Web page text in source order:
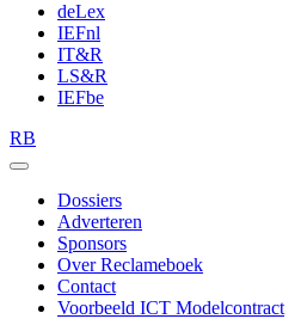
deLex
IEFnl
IT&R
LS&R
IEFbe
RB
Dossiers
Adverteren
Sponsors
Over Reclameboek
Contact
Voorbeeld ICT Modelcontract